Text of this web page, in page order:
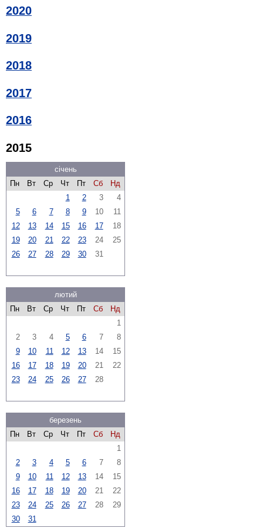
2020
2019
2018
2017
2016
2015
січень
Пн
Вт Ср Чт Пт Сб
Нд
1
2 3
4
5
6 7 8 9 10
11
12
13 14 15 16 17
18
19
20 21 22 23 24
25
26
27 28 29 30 31
лютий
Пн
Вт Ср Чт Пт Сб
Нд
1
2
3 4 5 6 7
8
9
10 11 12 13 14
15
16
17 18 19 20 21
22
23
24 25 26 27 28
березень
Пн
Вт Ср Чт Пт Сб
Нд
1
2
3 4 5 6 7
8
9
10 11 12 13 14
15
16
17 18 19 20 21
22
23
24 25 26 27 28
29
30
31